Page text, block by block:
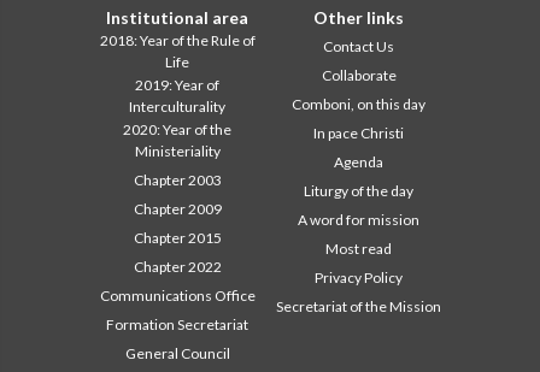
Institutional area
2018: Year of the Rule of
Life
2019: Year of
Interculturality
2020: Year of the
Ministeriality
Chapter 2003
Chapter 2009
Chapter 2015
Chapter 2022
Communications Office
Formation Secretariat
General Council
Other links
Contact Us
Collaborate
Comboni, on this day
In pace Christi
Agenda
Liturgy of the day
A word for mission
Most read
Privacy Policy
Secretariat of the Mission